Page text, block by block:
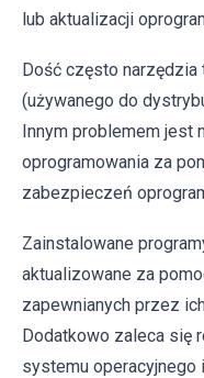
lub aktualizacji
Dość często narzędzia
(używanego do
Innym problemem jest
oprogramowania za
zabezpieczeń
Zainstalowane
aktualizowane za
zapewnianych przez
Dodatkowo zaleca się
systemu